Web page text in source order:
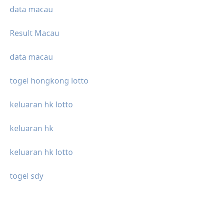
data macau
Result Macau
data macau
togel hongkong lotto
keluaran hk lotto
keluaran hk
keluaran hk lotto
togel sdy